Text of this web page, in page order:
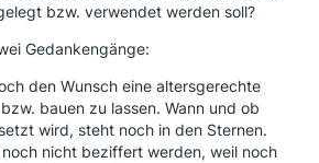
bzw. verwendet werden soll?
Gedankengänge:
den Wunsch eine altersgerechte
bauen zu lassen. Wann und ob
wird, steht noch in den Sternen.
nicht beziffert werden, weil noch